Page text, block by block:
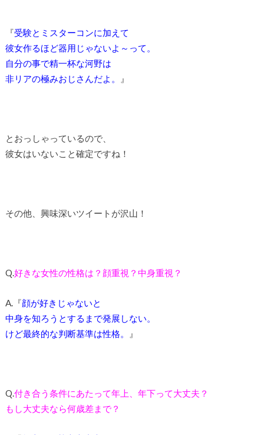
『受験とミスターコンに加えて
彼女作るほど器用じゃないよ～って。
自分の事で精一杯な河野は
非リアの極みおじさんだよ。
』
とおっしゃっているので、
彼女はいないこと確定ですね！
その他、興味深いツイートが沢山！
Q.好きな女性の性格は？顔重視？中身重視？
A.『顔が好きじゃないと
中身を知ろうとするまで発展しない。
けど最終的な判断基準は性格。
』
Q.付き合う条件にあたって年上、年下って大丈夫？
もし大丈夫なら何歳差まで？